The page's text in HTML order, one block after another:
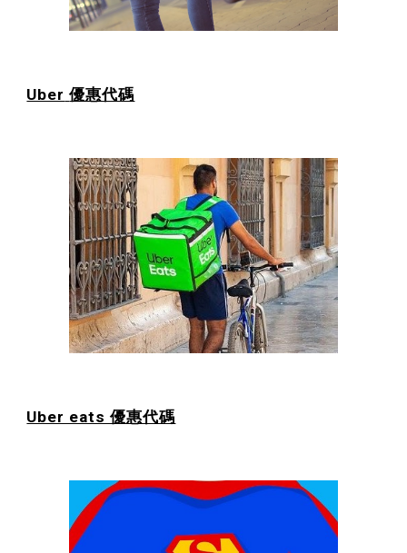
Uber 優惠代碼
Uber eats 優惠代碼